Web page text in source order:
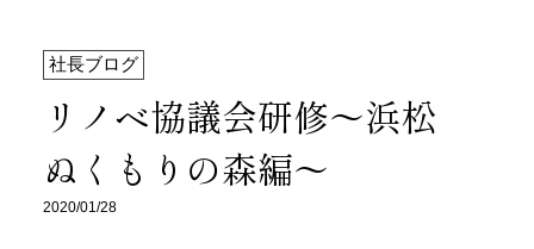
社長ブログ
リノベ協議会研修～浜松
ぬくもりの森編～
2020/01/28